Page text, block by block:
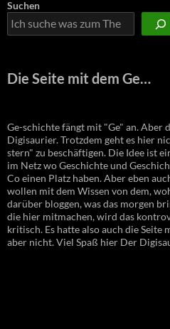
Suchen
Die Seite mit dem Ge…
Ge-schichte fängt mit "Ge" an. Aber
Digisaurier. Trotzdem geht es hier
stern" zu beschäftigen. Die Idee ist
im Netz wo Geschichte und
Co einen Platz haben. Aber eben
wollen mit dem Wissen von dem,
darüber bloggen, was das morgen
die hier mitmachen, wird das
kritisch. Es hatte also auch die Seite
aber nicht. Viel Spaß hier Der